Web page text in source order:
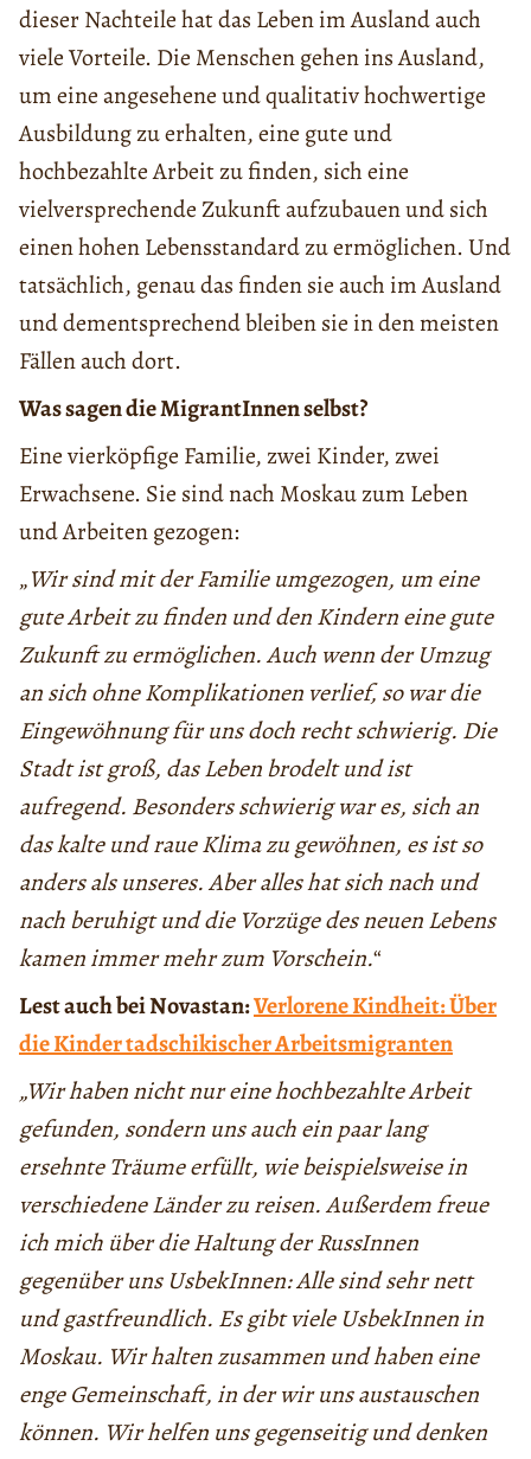
dieser Nachteile hat das Leben im Ausland auch
viele Vorteile. Die Menschen gehen ins Ausland,
um eine angesehene und qualitativ hochwertige
Ausbildung zu erhalten, eine gute und
hochbezahlte Arbeit zu finden, sich eine
vielversprechende Zukunft aufzubauen und sich
einen hohen Lebensstandard zu ermöglichen. Und
tatsächlich, genau das finden sie auch im Ausland
und dementsprechend bleiben sie in den meisten
Fällen auch dort.
Was sagen die MigrantInnen selbst?
Eine vierköpfige Familie, zwei Kinder, zwei
Erwachsene. Sie sind nach Moskau zum Leben
und Arbeiten gezogen:
„Wir sind mit der Familie umgezogen, um eine
gute Arbeit zu finden und den Kindern eine gute
Zukunft zu ermöglichen. Auch wenn der Umzug
an sich ohne Komplikationen verlief, so war die
Eingewöhnung für uns doch recht schwierig. Die
Stadt ist groß, das Leben brodelt und ist
aufregend. Besonders schwierig war es, sich an
das kalte und raue Klima zu gewöhnen, es ist so
anders als unseres. Aber alles hat sich nach und
nach beruhigt und die Vorzüge des neuen Lebens
kamen immer mehr zum Vorschein.“
Lest auch bei Novastan:Verlorene Kindheit: Über
die Kinder tadschikischer Arbeitsmigranten
„Wir haben nicht nur eine hochbezahlte Arbeit
gefunden, sondern uns auch ein paar lang
ersehnte Träume erfüllt, wie beispielsweise in
verschiedene Länder zu reisen. Außerdem freue
ich mich über die Haltung der RussInnen
gegenüber uns UsbekInnen: Alle sind sehr nett
und gastfreundlich. Es gibt viele UsbekInnen in
Moskau. Wir halten zusammen und haben eine
enge Gemeinschaft, in der wir uns austauschen
können. Wir helfen uns gegenseitig und denken